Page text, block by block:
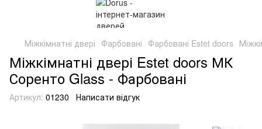
Міжкімнатні двері Фарбовані Фарбовані Estet doors
Міжкімнатні двері Estet doors МК
Соренто Glass - Фарбовані
Артикул: 01230 Написати відгук